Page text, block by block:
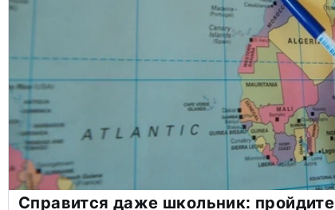
Справится даже школьник: пройдите